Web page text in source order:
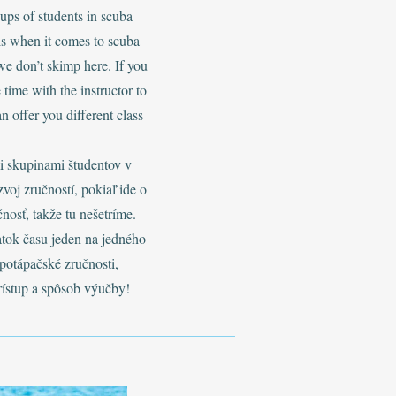
of students in scuba
when it comes to scuba
don’t skimp here. If you
time with the instructor to
offer you different class
skupinami študentov v
zručností, pokiaľ ide o
takže tu nešetríme.
času jeden na jedného
zručnosti,
a spôsob výučby!